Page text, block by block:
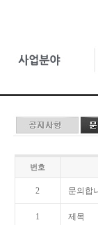
번호
2 문의합
1 제목